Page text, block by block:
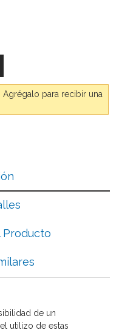
para recibir una
Producto
de un
utilizo de estas